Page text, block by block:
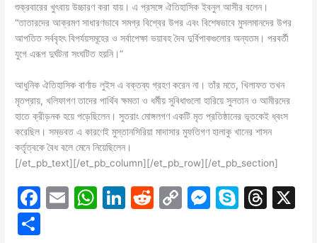
শুক্রবারের খুৎবায় উচ্চারণ করা যায়। এ প্রসঙ্গে ঐতিহাসিক ইবনুল আসীর বলেন।
“তাতারদের আক্রমণ সাধারণভাবে সমগ্র বিশ্বের উপর এবং বিশেষভাবে মুসলমানদের উপর
আপতিত সর্ববৃহৎ বিপর্যয়সমূহের ও সর্বাপেক্ষা ভয়াবহ দৈব দুর্বিপাকগুলোর অন্যতম। পরবর্তী
যুগে এরূপ দুর্ঘটনা সংঘটিত হয়নি।”
আধুনিক ঐতিহাসিক বার্ণাড লুইস এ বক্তব্য গ্রহণ করেন না। তাঁর মতে, খিলাফত তখন
মৃতপ্রায়, খলিফাগণ তাদের পার্থিব ক্ষমতা ও ধর্মীয় সুবিধাগুলো হারিয়ে সুলতান ও আমীরদের
হাতে ক্রীড়নক হয়ে পড়েছিলেন। সুতরাং মোঙ্গলগণ একটি মৃত প্রতিষ্ঠানের ভূতকেই ধ্বংস
করেছিল। সম্ভবত এ কারণেই মুস্তানসিরিয়া মাদাসার মুফতিগণ হালাকু খানের শাসন
কর্তৃত্বকে বৈধ বলে মেনে নিয়েছিলেন।
[/et_pb_text][/et_pb_column][/et_pb_row][/et_pb_section]
F
E
W Li R
C
M S
T